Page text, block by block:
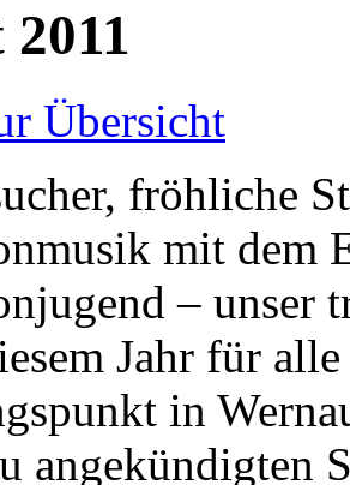
Übersicht
fröhliche
mit dem
– unser
Jahr für
in
angekündigten